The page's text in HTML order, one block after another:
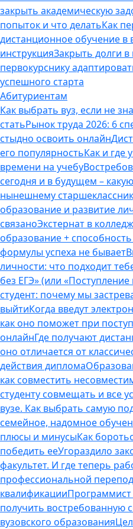
закрыть академическую
попыток и что делатьКак
дистанционное обучение в
инструкцияЗакрыть долги в
первокурснику
успешного старта
Абитуриентам
Как выбрать вуз, если не
статьРынок труда 2026: 6
стыдно освоить онлайн
его популярностьКак и где
времени на учебу
сегодня и в будущем –
нынешнему
образование и развитие
связаноЭкстернат в
образование +
формулы успеха не бывает
личности: что подходит
без ЕГЭ» (или
студент: почему мы
выйтиКогда введут
как оно поможет при
онлайнГде получают
оно отличается от
действия диплома
как совместить
студенту совмещать и все
вузе. Как выбрать самую
семейное, надомное
плюсы и минусыКак
победить ееУгораздило
факультет. И где теперь
профессиональной
квалификации
получить востребованную
вузовского образования